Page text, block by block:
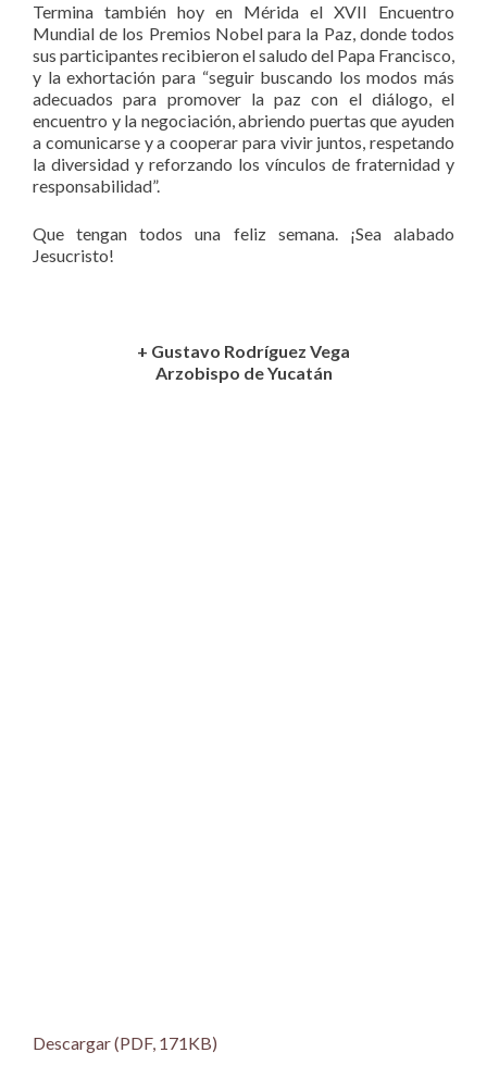
Termina también hoy en Mérida el XVII Encuentro
Mundial de los Premios Nobel para la Paz, donde todos
sus participantes recibieron el saludo del Papa Francisco,
y la exhortación para “seguir buscando los modos más
adecuados para promover la paz con el diálogo, el
encuentro y la negociación, abriendo puertas que ayuden
a comunicarse y a cooperar para vivir juntos, respetando
la diversidad y reforzando los vínculos de fraternidad y
responsabilidad”.
Que tengan todos una feliz semana. ¡Sea alabado
Jesucristo!
+ Gustavo Rodríguez Vega
Arzobispo de Yucatán
Descargar (PDF, 171KB)